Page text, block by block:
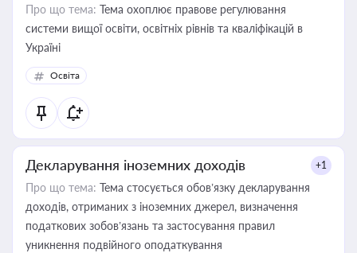
Про що тема: Тема охоплює правове регулювання
системи вищої освіти, освітніх рівнів та кваліфікацій в
Україні
Освіта
Декларування іноземних доходів +1
Про що тема: Тема стосується обов’язку декларування
доходів, отриманих з іноземних джерел, визначення
податкових зобов’язань та застосування правил
уникнення подвійного оподаткування